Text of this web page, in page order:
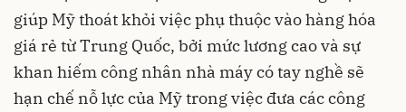
giúp Mỹ thoát khỏi việc phụ thuộc vào hàng hóa
giá rẻ từ Trung Quốc, bởi mức lương cao và sự
khan hiếm công nhân nhà máy có tay nghề sẽ
hạn chế nỗ lực của Mỹ trong việc đưa các công